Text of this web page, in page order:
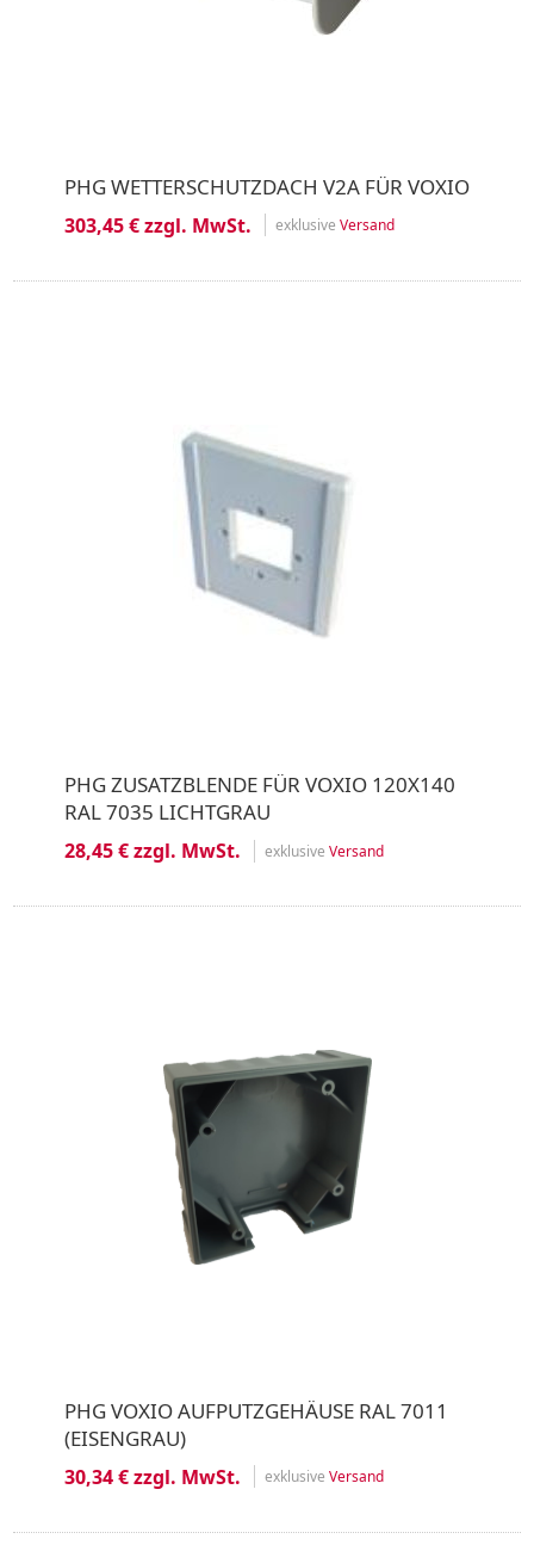
PHG WETTERSCHUTZDACH V2A FÜR VOXIO
303,45 € zzgl. MwSt. exklusive Versand
PHG ZUSATZBLENDE FÜR VOXIO 120X140
RAL 7035 LICHTGRAU
28,45 € zzgl. MwSt. exklusive Versand
PHG VOXIO AUFPUTZGEHÄUSE RAL 7011
(EISENGRAU)
30,34 € zzgl. MwSt. exklusive Versand